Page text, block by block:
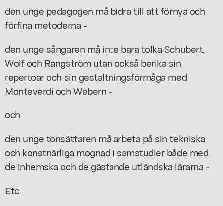
den unge pedagogen må bidra till att förnya och
förfina metoderna -
den unge sångaren må inte bara tolka Schubert,
Wolf och Rangström utan också berika sin
repertoar och sin gestaltningsförmåga med
Monteverdi och Webern -
och
den unge tonsättaren må arbeta på sin tekniska
och konstnärliga mognad i samstudier både med
de inhemska och de gästande utländska lärarna -
Etc.